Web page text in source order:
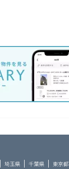
埼玉県 千葉県 東京都